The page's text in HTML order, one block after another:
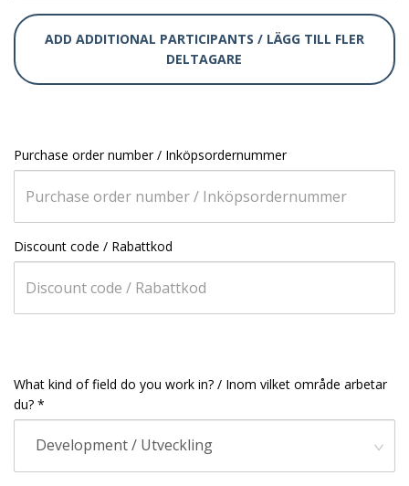
ADD ADDITIONAL PARTICIPANTS / LÄGG TILL FLER
DELTAGARE
Purchase order number / Inköpsordernummer
Discount code / Rabattkod
What kind of field do you work in? / Inom vilket område arbetar
du? *
Development / Utveckling